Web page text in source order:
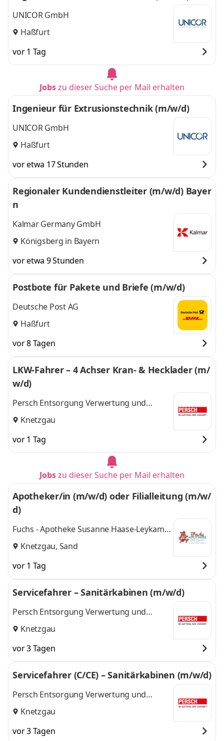
UNICOR GmbH
Haßfurt
vor 1 Tag
Jobszu dieser Suche per Mail erhalten
Ingenieur für Extrusionstechnik (m/w/d)
UNICOR GmbH
Haßfurt
vor etwa 17 Stunden
Regionaler Kundendienstleiter (m/w/d) Bayer
n
Kalmar Germany GmbH
Königsberg in Bayern
vor etwa 9 Stunden
Postbote für Pakete und Briefe (m/w/d)
Deutsche Post AG
Haßfurt
vor 8 Tagen
LKW-Fahrer – 4 Achser Kran- & Hecklader (m/
w/d)
Persch Entsorgung Verwertung und
Transporte GmbH & Co.KG
Knetzgau
vor 1 Tag
Jobszu dieser Suche per Mail erhalten
Apotheker/in (m/w/d) oder Filialleitung (m/w/
d)
Fuchs - Apotheke Susanne Haase-Leykam
eKKnetzgau, Sand
vor 1 Tag
Servicefahrer – Sanitärkabinen (m/w/d)
Persch Entsorgung Verwertung und
Transporte GmbH & Co.KG
Knetzgau
vor 3 Tagen
Servicefahrer (C/CE) – Sanitärkabinen (m/w/d)
Persch Entsorgung Verwertung und
Transporte GmbH & Co.KG
Knetzgau
vor 3 Tagen